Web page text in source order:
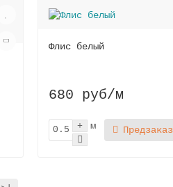
Флис белый
680 руб/м
м Предзаказ